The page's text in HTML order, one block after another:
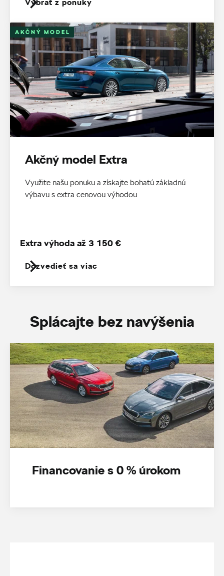
Vybrať z ponuky
AKČNÝ MODEL
Akčný model Extra
Využite našu ponuku a získajte bohatú základnú
výbavu s extra cenovou výhodou
Dozvedieť sa viac
Extra výhoda až 3 150 €
Splácajte bez navýšenia
Financovanie s 0 % úrokom